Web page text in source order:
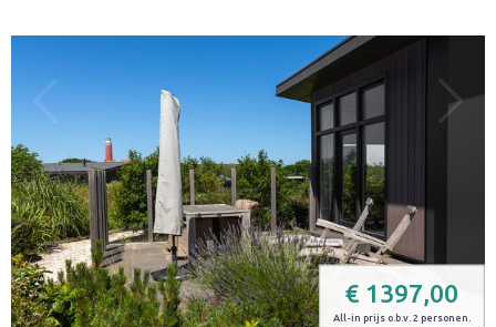
€ 1397,00
All-in prijs o.b.v. 2 personen.